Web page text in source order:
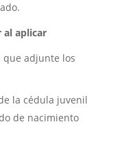
al aplicar
adjunte los
la cédula juvenil
de nacimiento